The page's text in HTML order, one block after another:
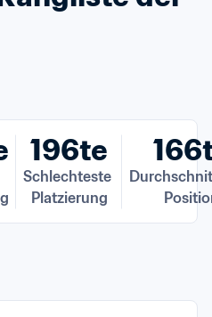
196te
Schlechteste
Platzierung